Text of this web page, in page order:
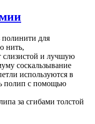
для
нить,
слизистой и лучшую
соскальзывание
используются в
полип с помощью
за сгибами толстой